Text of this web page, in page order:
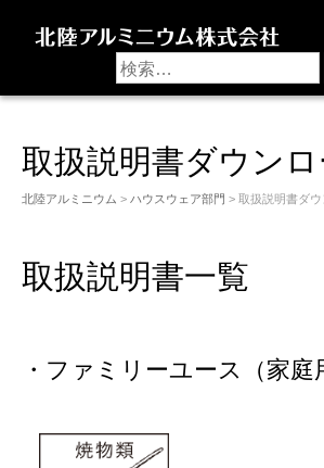
取扱説明書ダウンロ
北陸アルミニウム > ハウスウェア部門 > 取扱説明書ダウ
取扱説明書一覧
・ファミリーユース（家庭